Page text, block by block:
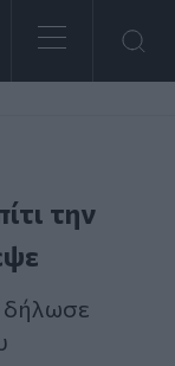
την
δήλωσε